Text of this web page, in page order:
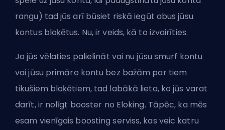
rangu) tad jūs arī būsiet riskā iegūt abus jūsu
kontus bloķētus. Nu, ir veids, kā to izvairīties.
Ja jūs vēlaties palielināt vai nu jūsu smurf kontu
vai jūsu primāro kontu bez bažām par tiem
tikušiem bloķētiem, tad labākā lieta, ko jūs varat
darīt, ir nolīgt booster no Eloking. Tāpēc, ka mēs
esam vienīgais boosting serviss, kas veic katru